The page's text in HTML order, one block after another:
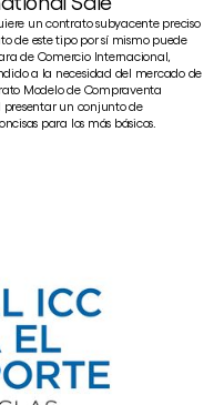
un contrato subyacente preciso
de este tipo por sí mismo puede
de Comercio Internacional,
a la necesidad del mercado de
Modelo de Compraventa
un conjunto de
para los más básicos.